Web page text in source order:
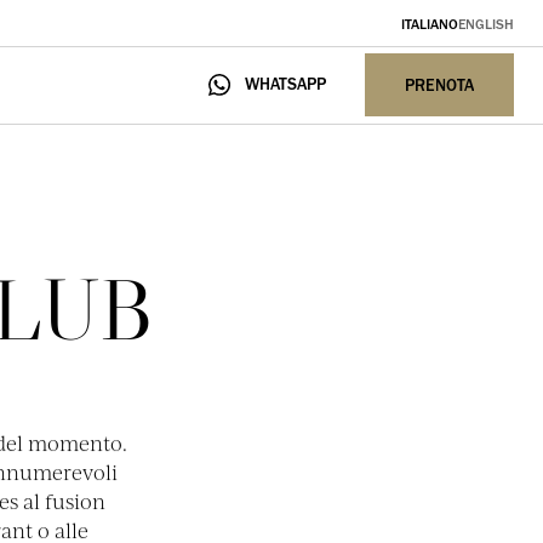
ITALIANOENGLISH
WHATSAPP PRENOTA
PRENOTA
momento.
al fusion
o alle